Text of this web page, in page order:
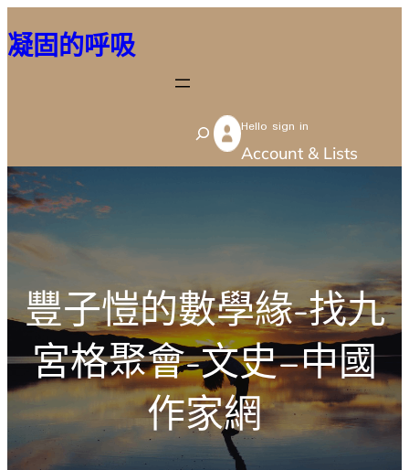
至
容
凝固的呼吸
S
e
Hello sign in
Account & Lists
豐子愷的數學緣-找九
宮格聚會-文史–中國
作家網